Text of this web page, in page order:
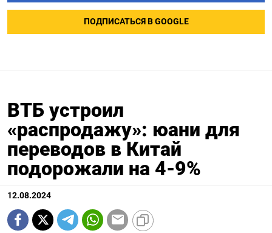
ПОДПИСАТЬСЯ В GOOGLE
ВТБ устроил
«распродажу»: юани для
переводов в Китай
подорожали на 4-9%
12.08.2024